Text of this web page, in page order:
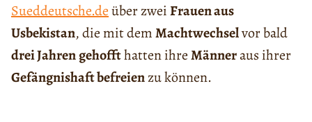
Sueddeutsche.deüber zweiFrauen aus
Usbekistan, die mit demMachtwechselvor bald
drei Jahrengehoffthatten ihreMänneraus ihrer
Gefängnishaft befreienzu können.